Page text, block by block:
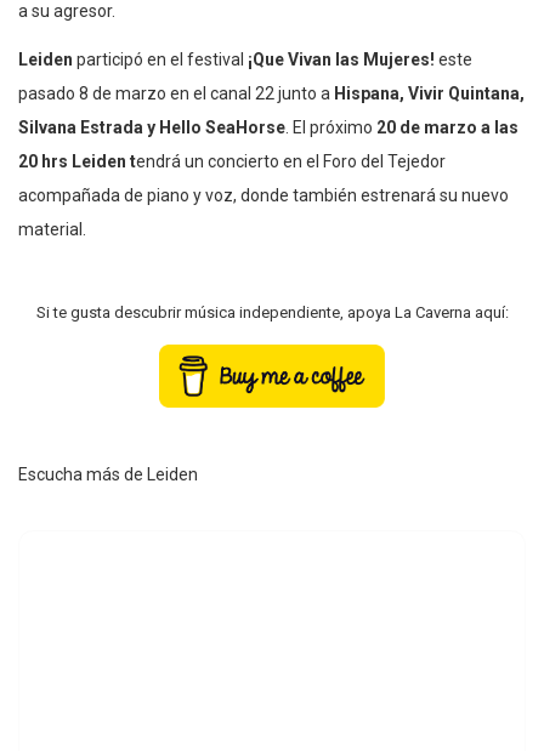
a su agresor.
Leiden participó en el festival ¡Que Vivan las Mujeres! este
pasado 8 de marzo en el canal 22 junto a Hispana, Vivir Quintana,
Silvana Estrada y Hello SeaHorse . El próximo 20 de marzo a las
20 hrs Leiden tendrá un concierto en el Foro del Tejedor
acompañada de piano y voz, donde también estrenará su nuevo
material.
Si te gusta descubrir música independiente, apoya La Caverna aquí:
Escucha más de Leiden